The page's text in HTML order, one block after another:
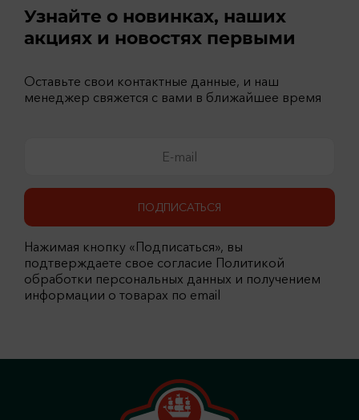
Узнайте о новинках, наших
акциях и новостях первыми
Оставьте свои контактные данные, и наш
менеджер свяжется с вами в ближайшее время
ПОДПИСАТЬСЯ
Нажимая кнопку «Подписаться», вы
подтверждаете свое согласие Политикой
обработки персональных данных и получением
информации о товарах по email